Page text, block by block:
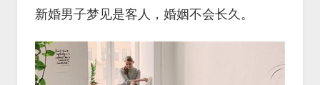
新婚男子梦见是客人，婚姻不会长久。